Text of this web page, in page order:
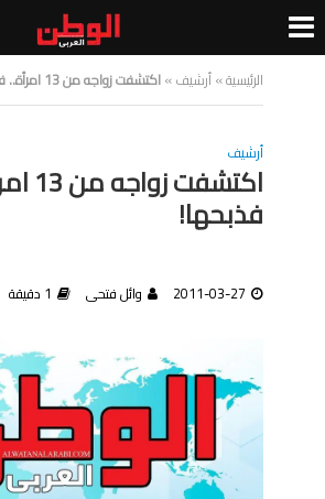
الرئيسية»أرشيف»اكتشفت زواجه من 13 امرأة.. فذبحها!
أرشيف
اكتشفت
فذبحها!
2011-03-27 وائل فتحى 1 دقيقة